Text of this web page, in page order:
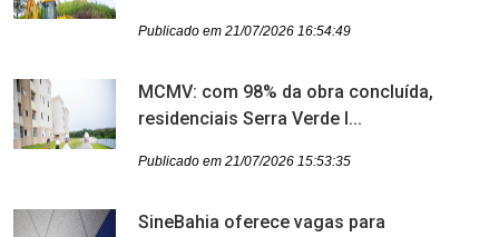
Publicado em 21/07/2026 16:54:49
MCMV: com 98% da obra concluída,
residenciais Serra Verde I...
Publicado em 21/07/2026 15:53:35
SineBahia oferece vagas para